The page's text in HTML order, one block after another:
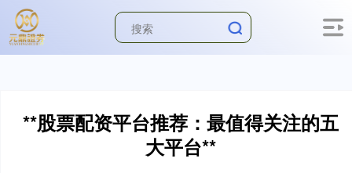
**股票配资平台推荐：最值得关注的五
大平台**